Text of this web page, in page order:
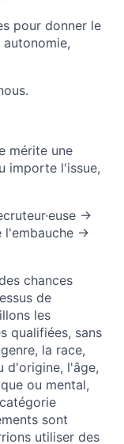
pour donner le
mérite une
importe l'issue,
→
l'embauche →
chances
de
les
qualifiées, sans
la race,
d'origine, l'âge,
ou mental,
sont
utiliser des